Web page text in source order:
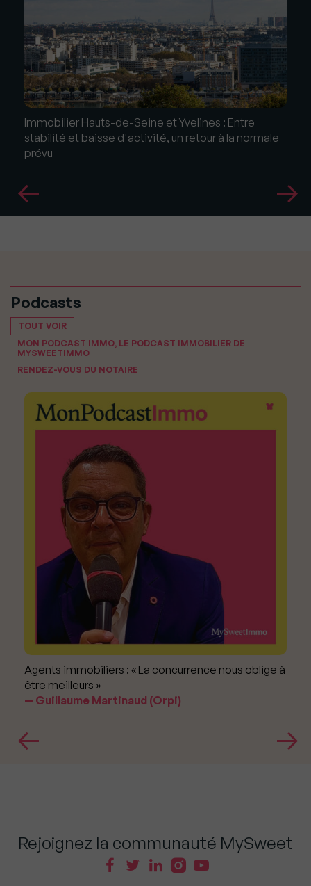
Immobilier Hauts-de-Seine et Yvelines : Entre
stabilité et baisse d'activité, un retour à la normale
prévu
Podcasts
TOUT VOIR
MON PODCAST IMMO, LE PODCAST IMMOBILIER DE
MYSWEETIMMO
RENDEZ-VOUS DU NOTAIRE
Agents immobiliers : « La concurrence nous oblige à
être meilleurs »
Guillaume Martinaud (Orpi)
Rejoignez la communauté MySweet